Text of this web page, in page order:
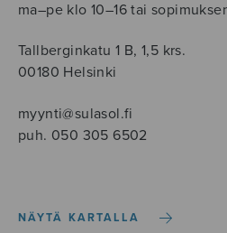
ma–pe klo 10–16 tai
Tallberginkatu 1 B, 1,5 krs.
00180 Helsinki
myynti@sulasol.fi
puh. 050 305 6502
NÄYTÄ KARTALLA